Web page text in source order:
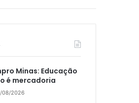
Minas: Educação
é mercadoria
08/2026